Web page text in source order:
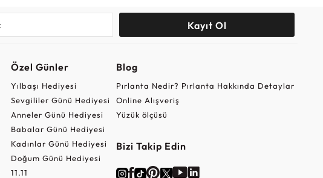
Kayıt Ol
Özel Günler
Yılbaşı Hediyesi
Sevgililer Günü Hediyesi
Anneler Günü Hediyesi
Babalar Günü Hediyesi
Kadınlar Günü Hediyesi
Doğum Günü Hediyesi
11.11
Blog
Pırlanta Nedir? Pırlanta Hakkında Detaylar
Online Alışveriş
Yüzük ölçüsü
Bizi Takip Edin